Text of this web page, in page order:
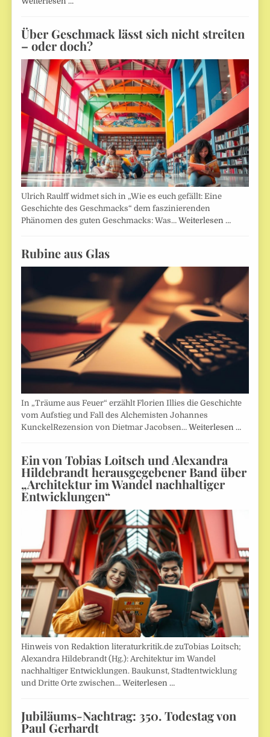
Über Geschmack lässt sich nicht streiten
– oder doch?
Ulrich Raulff widmet sich in „Wie es euch gefällt: Eine
Geschichte des Geschmacks“ dem faszinierenden
Phänomen des guten Geschmacks: Was…Weiterlesen …
Rubine aus Glas
In „Träume aus Feuer“ erzählt Florien Illies die Geschichte
vom Aufstieg und Fall des Alchemisten Johannes
KunckelRezension von Dietmar Jacobsen…Weiterlesen …
Ein von Tobias Loitsch und Alexandra
Hildebrandt herausgegebener Band über
„Architektur im Wandel nachhaltiger
Entwicklungen“
Hinweis von Redaktion literaturkritik.de zuTobias Loitsch;
Alexandra Hildebrandt (Hg.): Architektur im Wandel
nachhaltiger Entwicklungen. Baukunst, Stadtentwicklung
und Dritte Orte zwischen…Weiterlesen …
Jubiläums-Nachtrag: 350. Todestag von
Paul Gerhardt